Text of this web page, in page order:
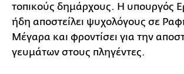
τοπικούς δημάρχους. Η υπουργός
ήδη αποστείλει ψυχολόγους σε
Μέγαρα και φροντίσει για την
γευμάτων στους πληγέντες.